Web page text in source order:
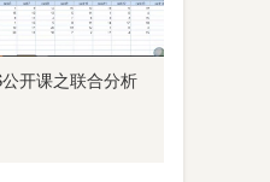
开课之联合分析